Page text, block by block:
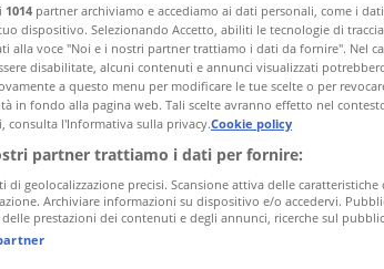
e corpoBricolageArredamentoMotoriSalute
1014 partner archiviamo e accediamo ai dati personali, come i
dispositivo. Selezionando Accetto, abiliti le tecnologie di
alla voce "Noi e i nostri partner trattiamo i dati da fornire". Nel
disabilitate, alcuni contenuti e annunci visualizzati
a questo menu per modificare le tue scelte o per
in fondo alla pagina web. Tali scelte avranno effetto nel
consulta l'Informativa sulla privacy.Cookie policy
partner trattiamo i dati per fornire:
di geolocalizzazione precisi. Scansione attiva delle
Archiviare informazioni su dispositivo e/o accedervi.
prestazioni dei contenuti e degli annunci, ricerche sul